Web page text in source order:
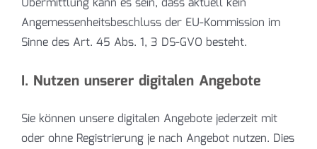
Angemessenheitsbeschluss der EU-Kommission im
Sinne des Art. 45 Abs. 1, 3 DS-GVO besteht.
I. Nutzen unserer digitalen Angebote
Sie können unsere digitalen Angebote jederzeit mit
oder ohne Registrierung je nach Angebot nutzen. Dies